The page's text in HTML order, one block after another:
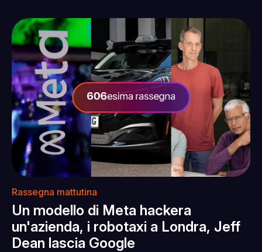
Rassegna mattutina
Un modello di Meta hackera
un'azienda, i robotaxi a Londra, Jeff
Dean lascia Google